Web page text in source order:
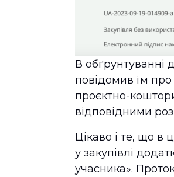
В обґрунтуванні
повідомив їм про
проєктно-
відповідними
Цікаво і те, що в
у закупівлі
учасника».